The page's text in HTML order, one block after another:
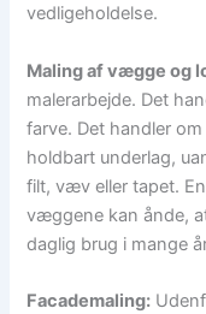
vedligeholdelse.
Maling af vægge og
malerarbejde. Det
farve. Det handler
holdbart underlag,
filt, væv eller tapet.
væggene kan ånde,
daglig brug i mange
Facademaling: